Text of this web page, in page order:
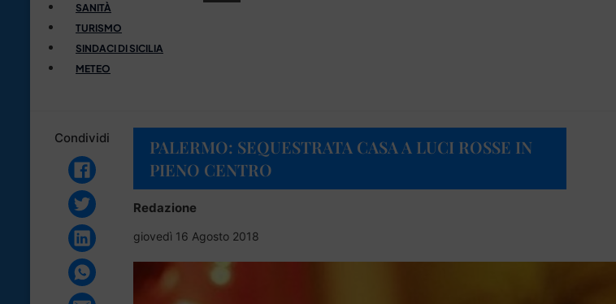
SANITÀ
TURISMO
SINDACI DI SICILIA
METEO
Condividi
PALERMO: SEQUESTRATA CASA A LUCI ROSSE IN
PIENO CENTRO
Redazione
giovedì 16 Agosto 2018